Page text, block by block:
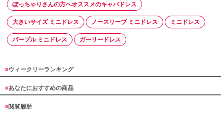
ぽっちゃりさんの方へオススメのキャバドレス
大きいサイズ ミニドレス ノースリーブ ミニドレス ミニドレス
パープル ミニドレス ガーリードレス
■ウィークリーランキング
■あなたにおすすめの商品
■閲覧履歴